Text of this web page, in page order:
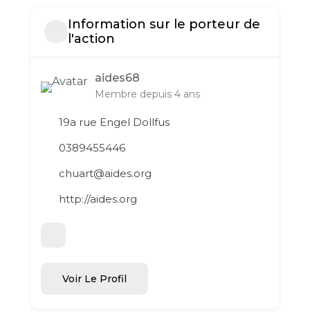
Information sur le porteur de
l'action
aides68
Membre depuis 4 ans
19a rue Engel Dollfus
0389455446
chuart@aides.org
http://aides.org
Voir Le Profil